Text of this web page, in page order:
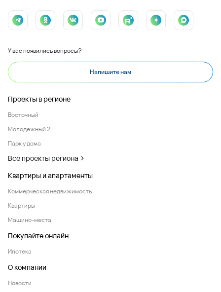
У вас появились вопросы?
Напишите нам
Проекты в регионе
Восточный
Молодежный 2
Парк у дома
Все проекты региона
Квартиры и апартаменты
Коммерческая недвижимость
Квартиры
Машино-места
Покупайте онлайн
Ипотека
О компании
Новости